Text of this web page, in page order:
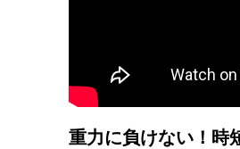
重力に負けない！時